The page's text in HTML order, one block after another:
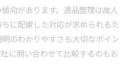
向があります。遺品整理は故人
に配慮した対応が求められるた
のわかりやすさも大切なポイン
に問い合わせて比較するのもお